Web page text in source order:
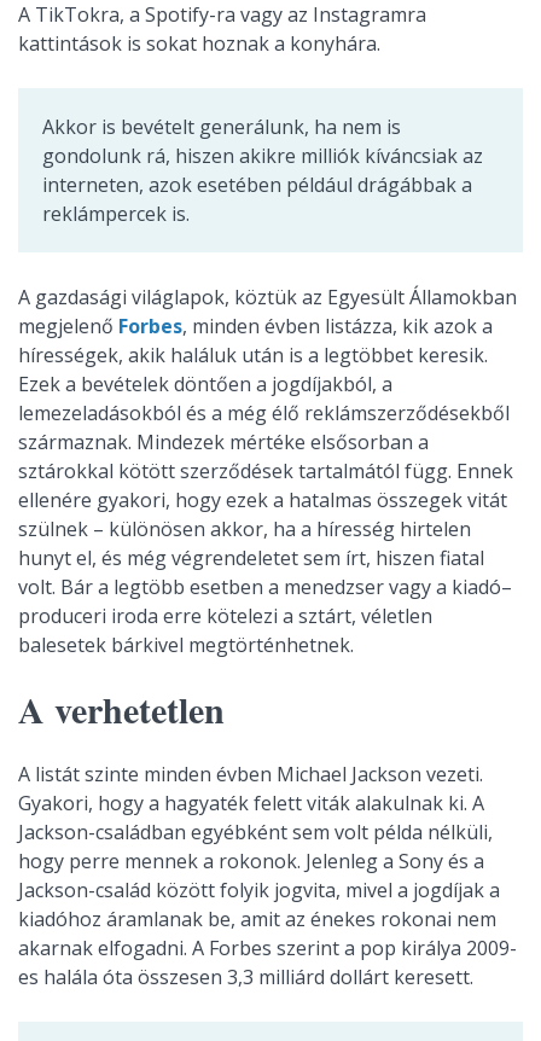
A TikTokra, a Spotify-ra vagy az Instagramra
kattintások is sokat hoznak a konyhára.
Akkor is bevételt generálunk, ha nem is
gondolunk rá, hiszen akikre milliók kíváncsiak az
interneten, azok esetében például drágábbak a
reklámpercek is.
A gazdasági világlapok, köztük az Egyesült Államokban
megjelenő Forbes, minden évben listázza, kik azok a
hírességek, akik haláluk után is a legtöbbet keresik.
Ezek a bevételek döntően a jogdíjakból, a
lemezeladásokból és a még élő reklámszerződésekből
származnak. Mindezek mértéke elsősorban a
sztárokkal kötött szerződések tartalmától függ. Ennek
ellenére gyakori, hogy ezek a hatalmas összegek vitát
szülnek – különösen akkor, ha a híresség hirtelen
hunyt el, és még végrendeletet sem írt, hiszen fiatal
volt. Bár a legtöbb esetben a menedzser vagy a kiadó–
produceri iroda erre kötelezi a sztárt, véletlen
balesetek bárkivel megtörténhetnek.
A verhetetlen
A listát szinte minden évben Michael Jackson vezeti.
Gyakori, hogy a hagyaték felett viták alakulnak ki. A
Jackson-családban egyébként sem volt példa nélküli,
hogy perre mennek a rokonok. Jelenleg a Sony és a
Jackson-család között folyik jogvita, mivel a jogdíjak a
kiadóhoz áramlanak be, amit az énekes rokonai nem
akarnak elfogadni. A Forbes szerint a pop királya 2009-
es halála óta összesen 3,3 milliárd dollárt keresett.